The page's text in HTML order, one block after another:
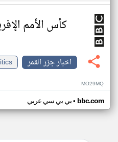
كأس الأمم
اخبار جزر القمر
MO29MQ
بي بي سي عربي• bbc.com